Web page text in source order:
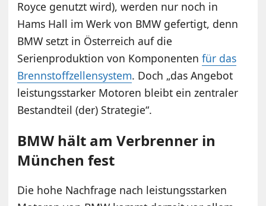
Royce genutzt wird), werden nur noch in
Hams Hall im Werk von BMW gefertigt, denn
BMW setzt in Österreich auf die
Serienproduktion von Komponentenfür das
Brennstoffzellensystem. Doch „das Angebot
leistungsstarker Motoren bleibt ein zentraler
Bestandteil (der) Strategie“.
BMW hält am Verbrenner in
München fest
Die hohe Nachfrage nach leistungsstarken